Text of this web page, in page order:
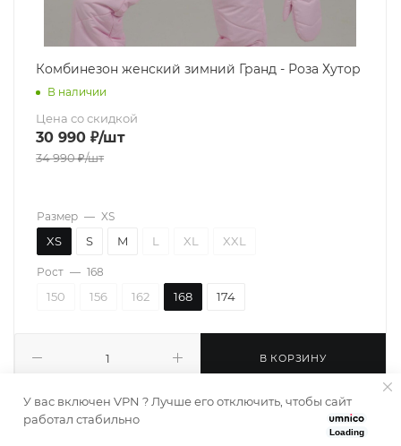
Комбинезон женский зимний Гранд - Роза Хутор
В наличии
Цена со скидкой
30 990 ₽/шт
34 990₽/шт
В КОРЗИНУ
Размер — XS
XS S M L XL XXL
Рост — 168
150 156 162 168 174
Loading
У вас включен VPN ? Лучше его отключить, чтобы сайт
работал стабильно